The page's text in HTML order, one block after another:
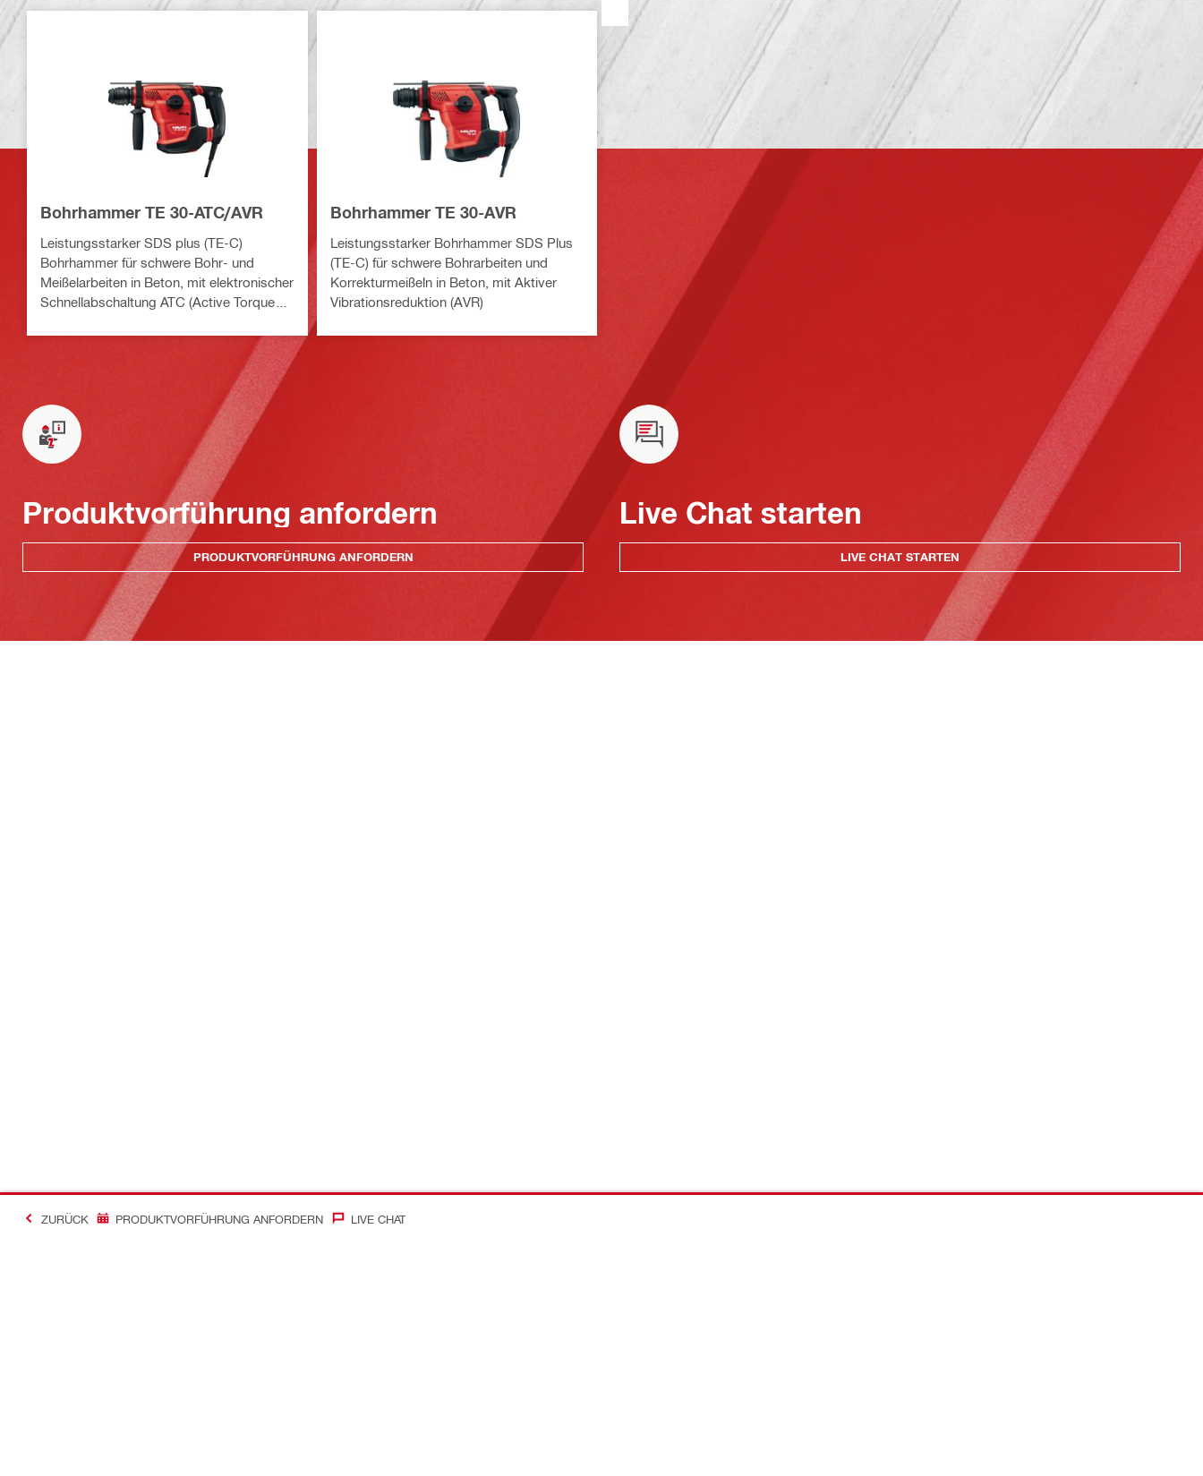
Bohrhammer TE 30-ATC/AVR
Leistungsstarker SDS plus (TE-C)
Bohrhammer für schwere Bohr- und
Meißelarbeiten in Beton, mit elektronischer
Schnellabschaltung ATC (Active Torque
(AVR)
Bohrhammer TE 30-AVR
Leistungsstarker Bohrhammer SDS Plus
(TE-C) für schwere Bohrarbeiten und
Korrekturmeißeln in Beton, mit Aktiver
Vibrationsreduktion (AVR)
Produktvorführung anfordern
PRODUKTVORFÜHRUNG ANFORDERN
Live Chat starten
LIVE CHAT STARTEN
ZURÜCK PRODUKTVORFÜHRUNG ANFORDERN LIVE CHAT